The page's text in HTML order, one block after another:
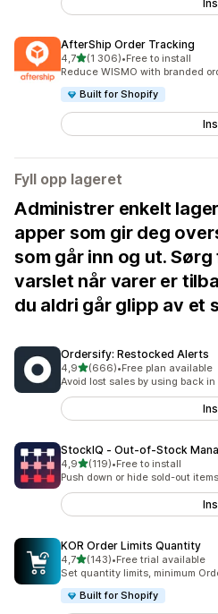
AfterShip Order Tracking
4,7av 5 stjerner
(1 306)
Totalt 1306 omtaler
•Free to install
Reduce WISMO with branded
Built for Shopify
Fyll opp lageret
Administrer enkelt
apper som gir deg
som går inn og ut.
varslet når varer er
du aldri går glipp av et
Ordersify: Restocked Alerts
4,9av 5 stjerner
(666)
Totalt 666 omtaler
•Free plan available
Avoid lost sales by using back
StockIQ ‑ Out‑of‑Stock
4,9av 5 stjerner
(119)
Totalt 119 omtaler
•Free to install
Push down or hide sold-out
KOR Order Limits Quantity
4,7av 5 stjerner
(143)
Totalt 143 omtaler
•Free trial available
Set quantity limits, minimum
Built for Shopify